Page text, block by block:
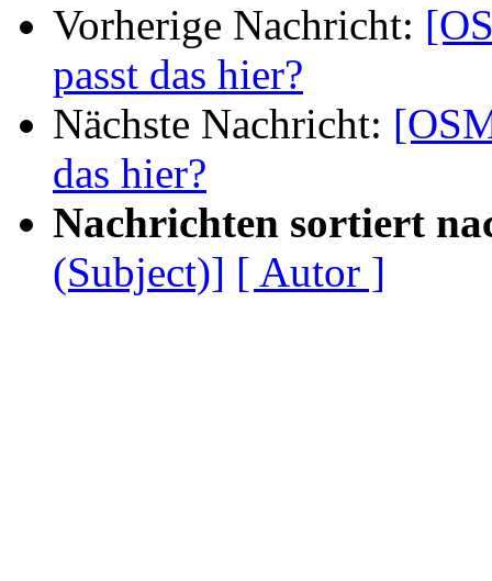
Vorherige Nachricht:
passt das hier?
Nächste Nachricht:
das hier?
Nachrichten sortiert
(Subject)] [ Autor ]